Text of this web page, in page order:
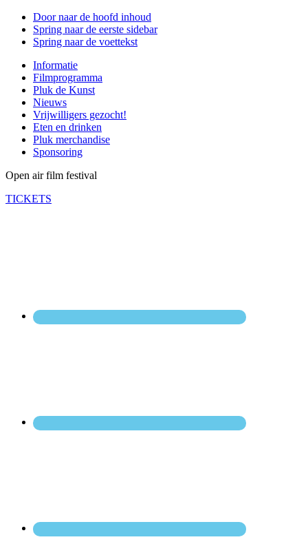
Door naar de hoofd inhoud
Spring naar de eerste sidebar
Spring naar de voettekst
Informatie
Filmprogramma
Pluk de Kunst
Nieuws
Vrijwilligers gezocht!
Eten en drinken
Pluk merchandise
Sponsoring
Open air film festival
TICKETS